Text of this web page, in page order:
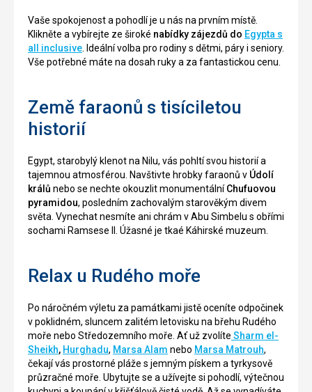
Vaše spokojenost a pohodlí je u nás na prvním místě.
Klikněte a vybírejte ze široké nabídky zájezdů do Egypta s
all inclusive . Ideální volba pro rodiny s dětmi, páry i seniory.
Vše potřebné máte na dosah ruky a za fantastickou cenu.
Země faraonů s tisíciletou
historií
Egypt, starobylý klenot na Nilu, vás pohltí svou historií a
tajemnou atmosférou. Navštivte hrobky faraonů v Údolí
králů nebo se nechte okouzlit monumentálníChufuovou
pyramidou, posledním zachovalým starověkým divem
světa. Vynechat nesmíte ani chrám v Abu Simbelu s obřími
sochami Ramsese II. Úžasné je tkaé Káhirské muzeum.
Relax u Rudého moře
Po náročném výletu za památkami jistě oceníte odpočinek
v poklidném, sluncem zalitém letovisku na břehu Rudého
moře nebo Středozemního moře. Ať už zvolíte Sharm el-
Sheikh, Hurghadu, Marsa Alam nebo Marsa Matrouh,
čekají vás prostorné pláže s jemným pískem a tyrkysově
průzračné moře. Ubytujte se a užívejte si pohodlí, výtečnou